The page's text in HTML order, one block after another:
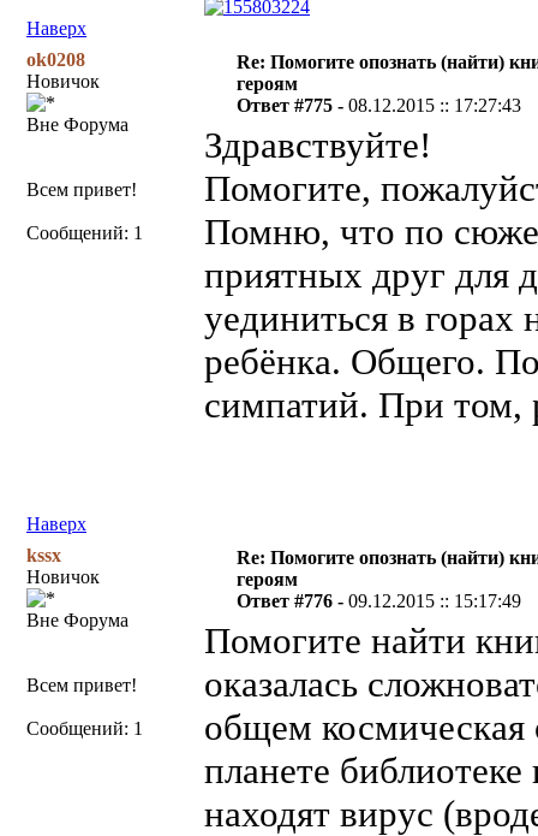
Наверх
ok0208
Новичок
Вне Форума
Всем привет!
Сообщений: 1
Re: Помогите опознать (найти)
героям
Ответ #775 -08.12.2015 :: 17:27:43
Здравствуйте!
Помогите,
Помню, что по
приятных друг для
уединиться в горах
ребёнка. Общего.
симпатий. При том,
Наверх
kssx
Новичок
Вне Форума
Всем привет!
Сообщений: 1
Re: Помогите опознать (найти)
героям
Ответ #776 -09.12.2015 :: 15:17:49
Помогите найти
оказалась
общем космическая
планете
находят вирус